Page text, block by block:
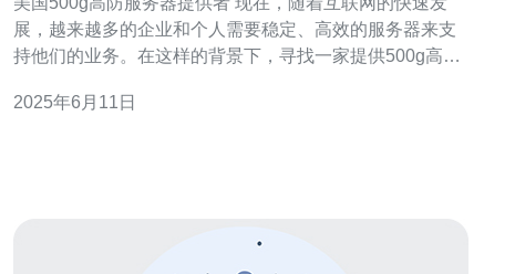
展，越来越多的企业和个人需要稳定、高效的服务器来支
持他们的业务。在这样的背景下，寻找一家提供500g高防
提供500g高防服务器的供应商，帮助您了解他们的服务和
2025年6月11日